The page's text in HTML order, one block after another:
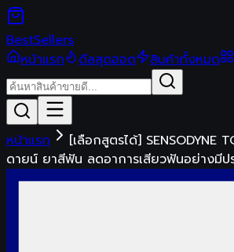
BestSellers
หน้าแรก
ดีลสุดฮอต สินค้าทั้งหมด
หน้าแรก
[เลือกสูตรได้] SENSODYNE
ดายน์ ยาสีฟัน ลดอาการเสียวฟันอย่างมีป